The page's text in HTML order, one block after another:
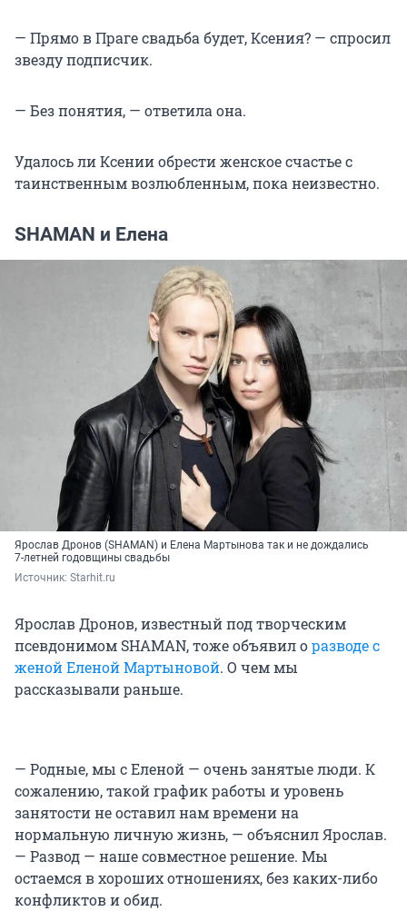
— Прямо в Праге свадьба будет, Ксения? — спросил
звезду подписчик.
— Без понятия, — ответила она.
Удалось ли Ксении обрести женское счастье с
таинственным возлюбленным, пока неизвестно.
SHAMAN и Елена
Ярослав Дронов (SHAMAN) и Елена Мартынова так и не дождались
7-летней годовщины свадьбы
Источник: Starhit.ru
Ярослав Дронов, известный под творческим
псевдонимом SHAMAN, тоже объявил оразводе с
женой Еленой Мартыновой. О чем мы
рассказывали раньше.
— Родные, мы с Еленой — очень занятые люди. К
сожалению, такой график работы и уровень
занятости не оставил нам времени на
нормальную личную жизнь, — объяснил Ярослав.
— Развод — наше совместное решение. Мы
остаемся в хороших отношениях, без каких-либо
конфликтов и обид.